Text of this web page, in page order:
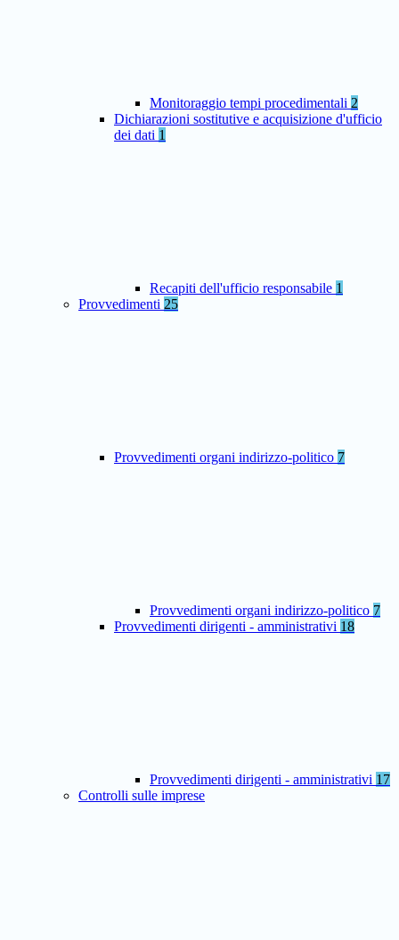
Monitoraggio tempi procedimentali 2
Dichiarazioni sostitutive e acquisizione d'ufficio
dei dati 1
Recapiti dell'ufficio responsabile 1
Provvedimenti 25
Provvedimenti organi indirizzo-politico 7
Provvedimenti organi indirizzo-politico 7
Provvedimenti dirigenti - amministrativi 18
Provvedimenti dirigenti - amministrativi 17
Controlli sulle imprese